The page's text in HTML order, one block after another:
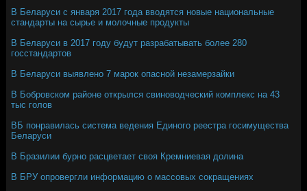
В Беларуси с января 2017 года вводятся новые национальные
стандарты на сырье и молочные продукты
В Беларуси в 2017 году будут разрабатывать более 280
госстандартов
В Беларуси выявлено 7 марок опасной незамерзайки
В Бобровском районе открылся свиноводческий комплекс на 43
тыс голов
ВБ понравилась система ведения Единого реестра госимущества
Беларуси
В Бразилии бурно расцветает своя Кремниевая долина
В БРУ опровергли информацию о массовых сокращениях